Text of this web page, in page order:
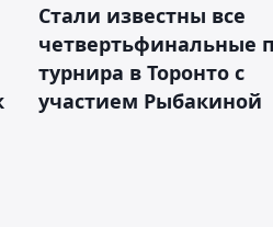
Стали известны все
четвертьфинальные
турнира в Торонто с
участием Рыбакиной